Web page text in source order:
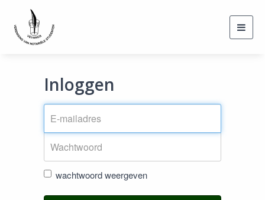
Inloggen
wachtwoord weergeven